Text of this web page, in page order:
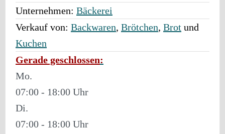
Unternehmen: Bäckerei
Verkauf von: Backwaren, Brötchen, Brot und
Kuchen
Gerade geschlossen:
Mo.
07:00 - 18:00
Di.
07:00 - 18:00